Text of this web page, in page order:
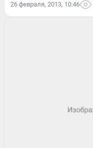
26 февраля, 2013, 10:46